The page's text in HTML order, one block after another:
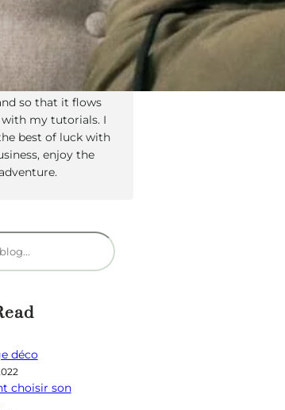
is Tyler Moore
the help of many
this template. I
it is super easy to
so that it flows
my tutorials. I
best of luck with
enjoy the
déco
choisir son